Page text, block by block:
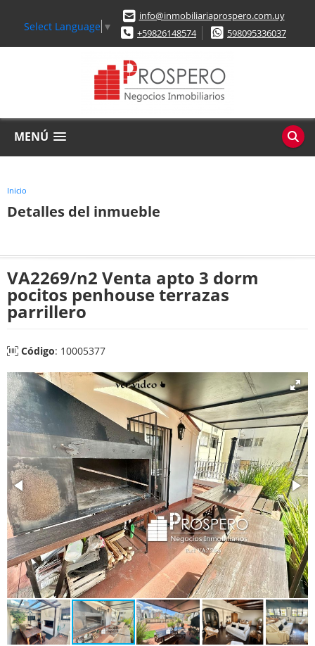
Select Language ▼
info@inmobiliariaprospero.com.uy
+59826148574
598095336037
MENÚ
Inicio
Detalles del inmueble
VA2269/n2 Venta apto 3 dorm
pocitos penhouse terrazas
parrillero
Código: 10005377